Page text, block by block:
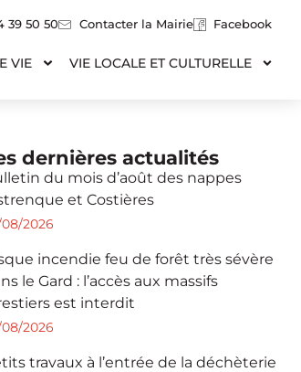
39 50 50 Contacter la Mairie Facebook
VIE VIE LOCALE ET CULTURELLE
dernières actualités
du mois d’août des nappes
et Costières
2026
incendie feu de forêt très sévère
le Gard : l’accès aux massifs
est interdit
2026
travaux à l’entrée de la déchèterie